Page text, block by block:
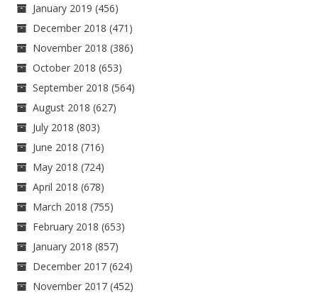
January 2019 (456)
December 2018 (471)
November 2018 (386)
October 2018 (653)
September 2018 (564)
August 2018 (627)
July 2018 (803)
June 2018 (716)
May 2018 (724)
April 2018 (678)
March 2018 (755)
February 2018 (653)
January 2018 (857)
December 2017 (624)
November 2017 (452)